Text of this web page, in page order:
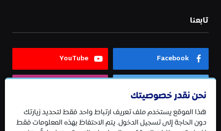
تابعنا
Facebook
YouTube
Telegram
نحن نقدر خصوصيتك
هذا الموقع يستخدم ملف تعريف ارتباط واحد فقط لتحديد زيارتك
دون الحاجة إلى تسجيل الدخول. يتم الاحتفاظ بهذه المعلومات فقط